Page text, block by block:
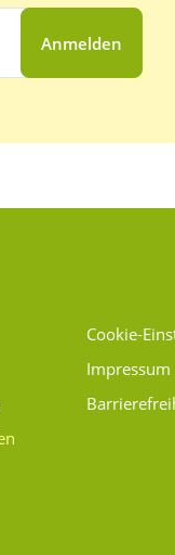
Anmelden
Cookie-
Impressum